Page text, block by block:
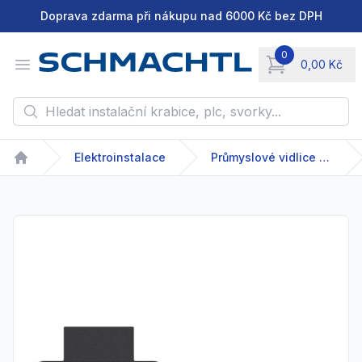
Doprava zdarma při nákupu nad 6000 Kč bez DPH
Open menu
0
0,00 Kč
items in cart,
Hledat instalační krabice, plc, svorky...
Home
Elektroinstalace Průmyslové vidlice a zásuvky